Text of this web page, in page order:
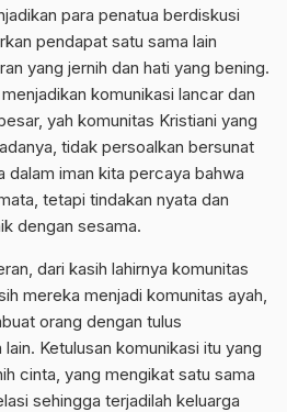
para penatua berdiskusi
pendapat satu sama lain
yang jernih dan hati yang bening.
komunikasi lancar dan
yah komunitas Kristiani yang
tidak persoalkan bersunat
dalam iman kita percaya bahwa
tetapi tindakan nyata dan
dengan sesama.
dari kasih lahirnya komunitas
mereka menjadi komunitas ayah,
orang dengan tulus
Ketulusan komunikasi itu yang
cinta, yang mengikat satu sama
sehingga terjadilah keluarga